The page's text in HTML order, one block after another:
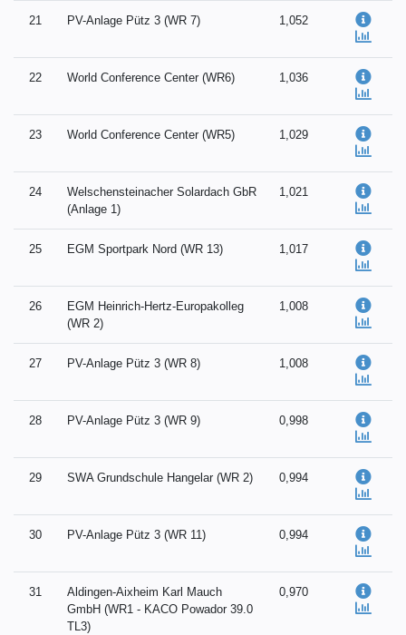
21 PV-Anlage Pütz 3 (WR 7) 1,052
22 World Conference Center (WR6) 1,036
23 World Conference Center (WR5) 1,029
24
Welschensteinacher Solardach GbR
(Anlage 1)
1,021
25 EGM Sportpark Nord (WR 13) 1,017
26
EGM Heinrich-Hertz-Europakolleg
(WR 2)
1,008
27 PV-Anlage Pütz 3 (WR 8) 1,008
28 PV-Anlage Pütz 3 (WR 9) 0,998
29 SWA Grundschule Hangelar (WR 2) 0,994
30 PV-Anlage Pütz 3 (WR 11) 0,994
31
Aldingen-Aixheim Karl Mauch
GmbH (WR1 - KACO Powador 39.0
TL3)
0,970